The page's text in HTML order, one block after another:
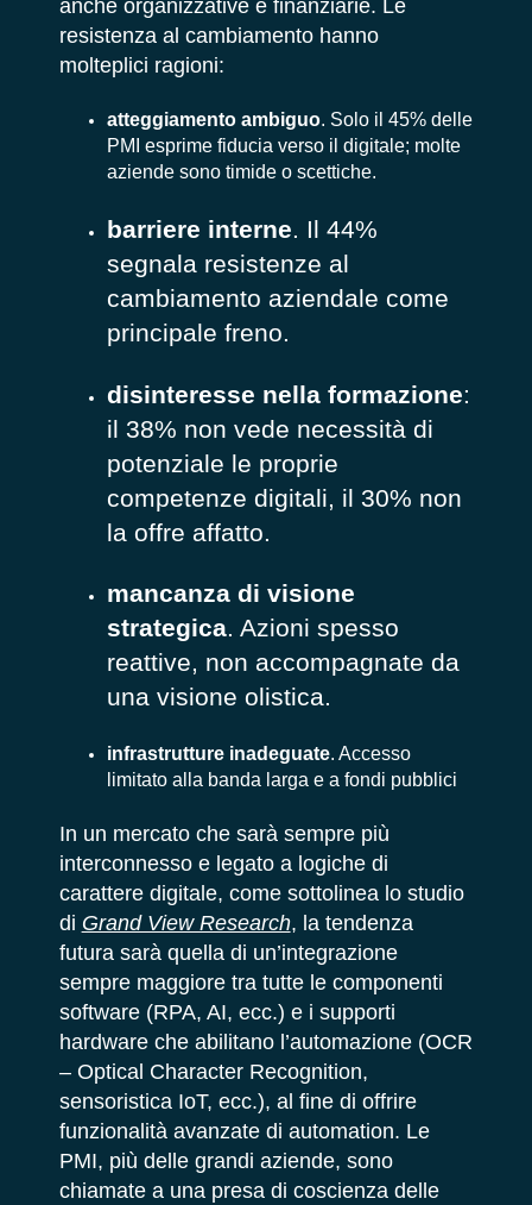
anche organizzative e finanziarie. Le
resistenza al cambiamento hanno
molteplici ragioni:
atteggiamento ambiguo. Solo il 45% delle
PMI esprime fiducia verso il digitale; molte
aziende sono timide o scettiche.
barriere interne. Il 44%
segnala resistenze al
cambiamento aziendale come
principale freno.
disinteresse nella formazione:
il 38% non vede necessità di
potenziale le proprie
competenze digitali, il 30% non
la offre affatto.
mancanza di visione
strategica. Azioni spesso
reattive, non accompagnate da
una visione olistica.
infrastrutture inadeguate. Accesso
limitato alla banda larga e a fondi pubblici
In un mercato che sarà sempre più
interconnesso e legato a logiche di
carattere digitale, come sottolinea lo studio
di Grand View Research, la tendenza
futura sarà quella di un’integrazione
sempre maggiore tra tutte le componenti
software (RPA, AI, ecc.) e i supporti
hardware che abilitano l’automazione (OCR
– Optical Character Recognition,
sensoristica IoT, ecc.), al fine di offrire
funzionalità avanzate di automation. Le
PMI, più delle grandi aziende, sono
chiamate a una presa di coscienza delle